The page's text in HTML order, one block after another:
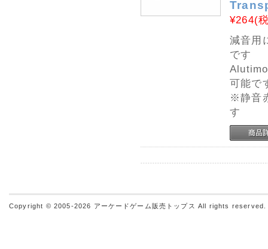
¥264(
減音用
です
可能で
※静音
す
Copyright © 2005-2026 アーケードゲーム販売トップス All rights reserved.